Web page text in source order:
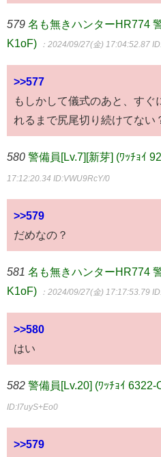
579 名も無きハンターHR774
K1oF)
：2024/09/27(金) 17:04:52.87
>>577
もしかして儀式のあと、すぐ
れるまで尻尾切り続けてない
580 警備員[Lv.7][新芽] (ﾜｯﾁｮｲ
17:12:20.34 ID:VWU9RcY/0
>>579
だめなの？
581 名も無きハンターHR774
K1oF)
：2024/09/27(金) 17:17:53.79
>>580
はい
582 警備員[Lv.20] (ﾜｯﾁｮｲ 6322-
ID:I7uyS+Eo0
>>579